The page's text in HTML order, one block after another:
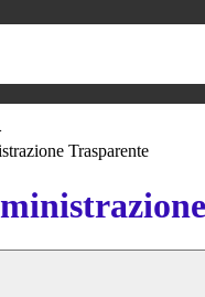
Trasparente